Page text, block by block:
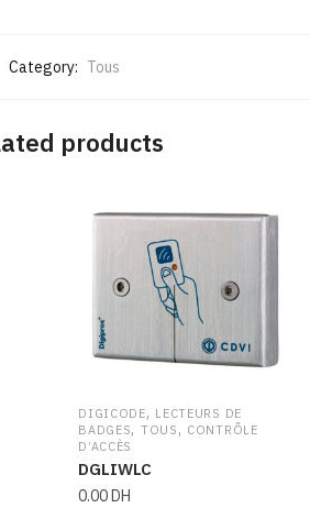
Category: Tous
products
DIGICODE, LECTEURS DE
BADGES, TOUS , CONTRÔLE
D’ACCÈS
DGLIWLC
0.00DH